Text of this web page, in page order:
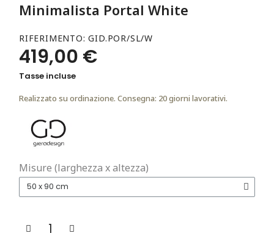
Minimalista Portal White
RIFERIMENTO GID.POR/SL/W
419,00 €
Tasse incluse
Realizzato su ordinazione. Consegna: 20 giorni lavorativi.
Misure (larghezza x altezza)